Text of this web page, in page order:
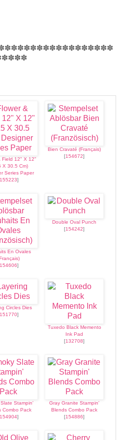
Field 12" X 12"
X 30.5 Cm)
Series Paper
155223]
Bien Cravaté (Français)
[154672]
En Ovales
154606]
Double Oval Punch
[154242]
Circles Dies
151770]
Tuxedo Black Memento
Ink Pad
[132708]
Stampin'
Combo Pack
154904]
Gray Granite Stampin'
Blends Combo Pack
[154886]